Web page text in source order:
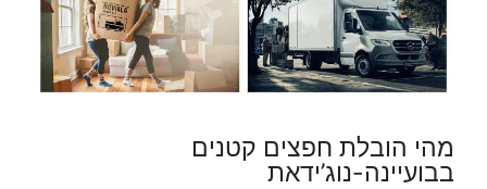
מהי הובלת חפצים קטנים
בבועיינה-נוג’ידאת